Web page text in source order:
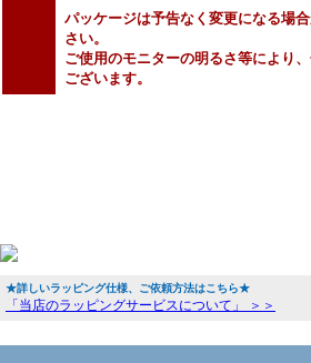
パッケージは予告なく変更になる場
さい。
ご使用のモニターの明るさ等により
ございます。
★詳しいラッピング仕様、ご依頼方法はこちら★
「当店のラッピングサービスについて」 ＞＞